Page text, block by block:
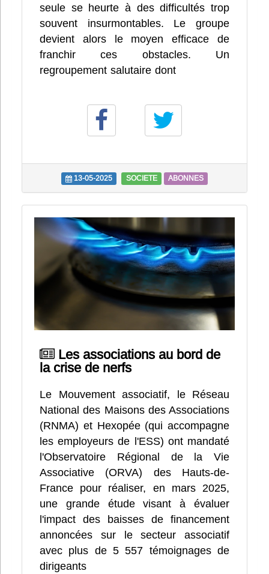
seule se heurte à des difficultés trop
souvent insurmontables. Le groupe
devient alors le moyen efficace de
franchir ces obstacles. Un
regroupement salutaire dont
13-05-2025 SOCIETE ABONNES
Les associations au bord de
la crise de nerfs
Le Mouvement associatif, le Réseau
National des Maisons des Associations
(RNMA) et Hexopée (qui accompagne
les employeurs de l'ESS) ont mandaté
l'Observatoire Régional de la Vie
Associative (ORVA) des Hauts-de-
France pour réaliser, en mars 2025,
une grande étude visant à évaluer
l'impact des baisses de financement
annoncées sur le secteur associatif
avec plus de 5 557 témoignages de
dirigeants